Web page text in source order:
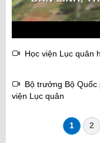
Học viện Lục quân
Bộ trưởng Bộ Quốc
viện Lục quân
1 2